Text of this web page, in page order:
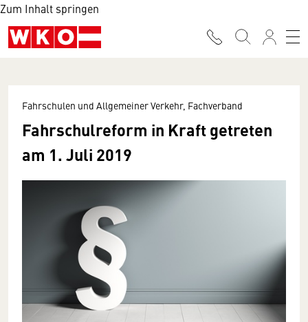
Zum Inhalt springen
Fahrschulen und Allgemeiner Verkehr, Fachverband
Fahrschulreform in Kraft getreten
am 1. Juli 2019